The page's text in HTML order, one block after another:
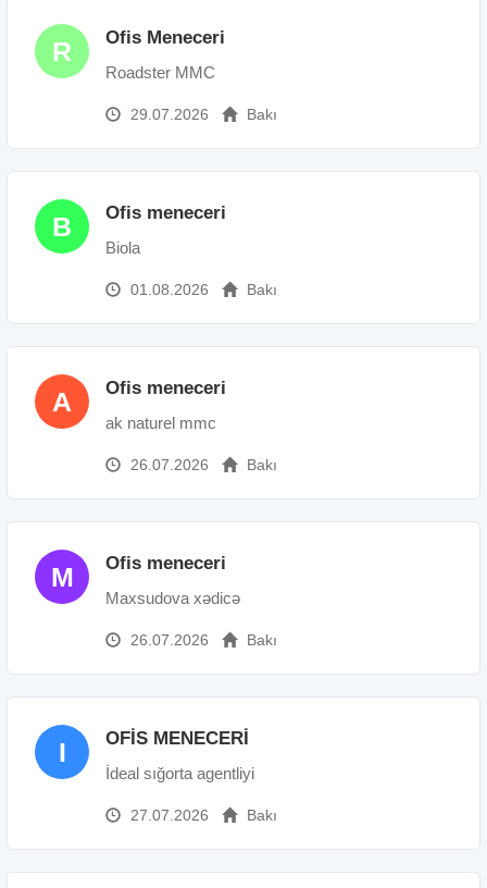
R Ofis Meneceri
Roadster MMC
29.07.2026 Bakı
B Ofis meneceri
Biola
01.08.2026 Bakı
A Ofis meneceri
ak naturel mmc
26.07.2026 Bakı
M Ofis meneceri
Maxsudova xədicə
26.07.2026 Bakı
I OFİS MENECERİ
İdeal sığorta agentliyi
27.07.2026 Bakı